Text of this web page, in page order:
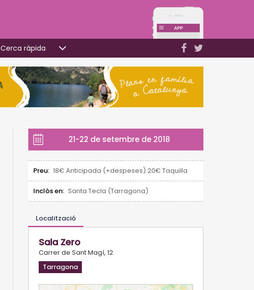
Cerca ràpida
21-22 de setembre de 2018
Preu: 18€ Anticipada (+despeses) 20€ Taquilla
Inclòs en: Santa Tecla (Tarragona)
Localització
Sala Zero
Carrer de Sant Magí, 12
Tarragona